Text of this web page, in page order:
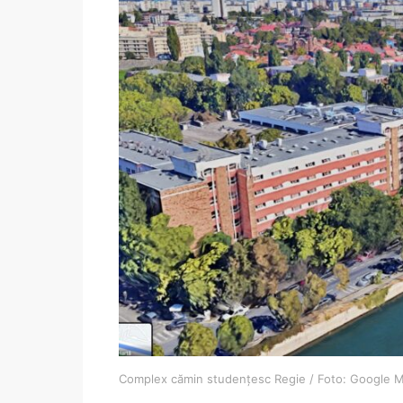
Complex cămin studențesc Regie / Foto: Google